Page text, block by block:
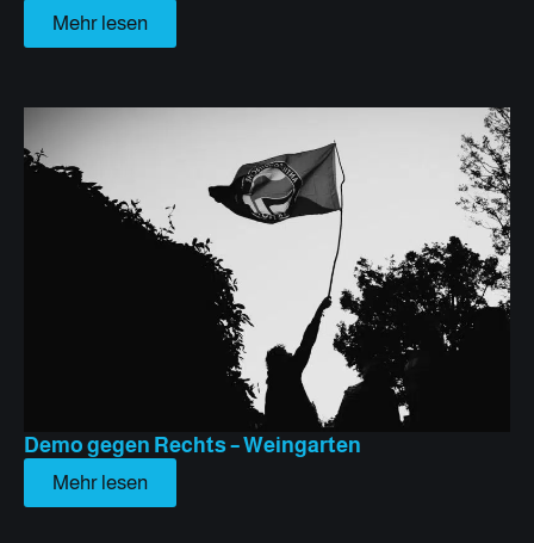
Mehr lesen
Demo gegen Rechts – Weingarten
Mehr lesen